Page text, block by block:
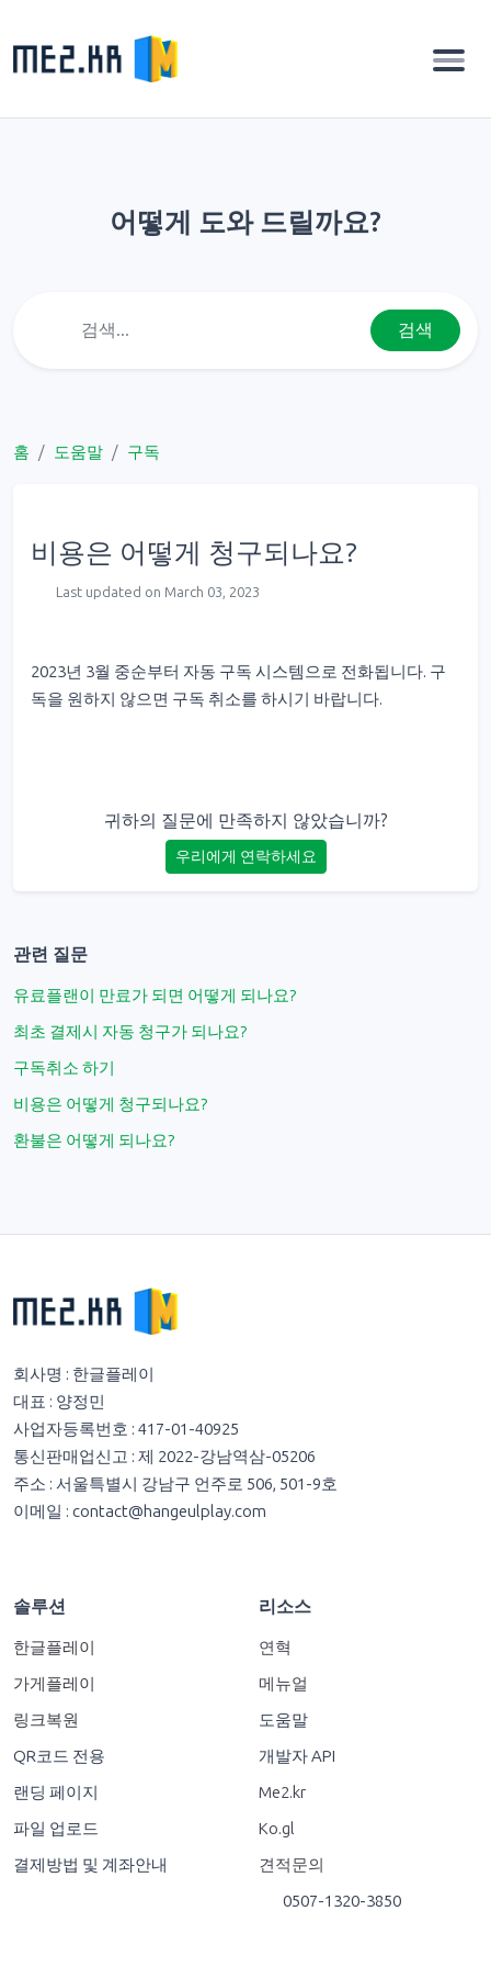
어떻게 도와 드릴까요?
검색
홈 도움말 구독
비용은 어떻게 청구되나요?
Last updated on March 03, 2023
2023년 3월 중순부터 자동 구독 시스템으로 전화됩니다. 구
독을 원하지 않으면 구독 취소를 하시기 바랍니다.
귀하의 질문에 만족하지 않았습니까?
우리에게 연락하세요
관련 질문
유료플랜이 만료가 되면 어떻게 되나요?
최초 결제시 자동 청구가 되나요?
구독취소 하기
비용은 어떻게 청구되나요?
환불은 어떻게 되나요?
회사명 : 한글플레이
대표 : 양정민
사업자등록번호 : 417-01-40925
통신판매업신고 : 제 2022-강남역삼-05206
주소 : 서울특별시 강남구 언주로 506, 501-9호
이메일 : contact@hangeulplay.com
솔루션
한글플레이
가게플레이
링크복원
QR코드 전용
랜딩 페이지
파일 업로드
결제방법 및 계좌안내
리소스
연혁
메뉴얼
도움말
개발자 API
Me2.kr
Ko.gl
견적문의
0507-1320-3850